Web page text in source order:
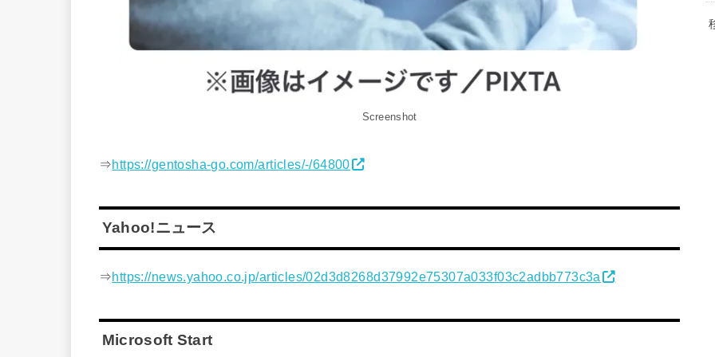
Screenshot
⇒https://gentosha-go.com/articles/-/64800
Yahoo!ニュース
⇒https://news.yahoo.co.jp/articles/02d3d8268d37992e75307a033f03c2adbb773c3a
Microsoft Start